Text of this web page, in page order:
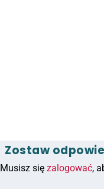
Zostaw
Musisz się zalogować,